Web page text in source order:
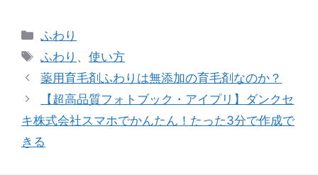
カ
テ
ゴ
リ
ー
ふわり
タ
グ
ふわり 、使い方
薬用育毛剤ふわりは無添加の育毛剤なのか？
【超高品質フォトブック・アイプリ】ダンクセ
キ株式会社スマホでかんたん！たった3分で作成で
きる